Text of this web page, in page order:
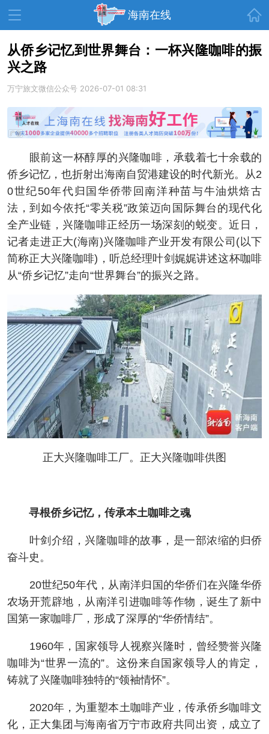
海南在线
资讯中心
教育 健康 房产
生活 演出 活动
展会 走读海南 周末去哪儿
人才在线 天涯企服
从侨乡记忆到世界舞台：一杯兴隆咖啡的振
兴之路
万宁旅文微信公众号 2026-07-01 08:31
眼前这一杯醇厚的兴隆咖啡，承载着七十余载的
侨乡记忆，也折射出海南自贸港建设的时代新光。从2
0世纪50年代归国华侨带回南洋种苗与牛油烘焙古
法，到如今依托“零关税”政策迈向国际舞台的现代化
全产业链，兴隆咖啡正经历一场深刻的蜕变。近日，
记者走进正大(海南)兴隆咖啡产业开发有限公司(以下
简称正大兴隆咖啡)，听总经理叶剑娓娓讲述这杯咖啡
从“侨乡记忆”走向“世界舞台”的振兴之路。
正大兴隆咖啡工厂。正大兴隆咖啡供图
寻根侨乡记忆，传承本土咖啡之魂
叶剑介绍，兴隆咖啡的故事，是一部浓缩的归侨
奋斗史。
20世纪50年代，从南洋归国的华侨们在兴隆华侨
农场开荒辟地，从南洋引进咖啡等作物，诞生了新中
国第一家咖啡厂，形成了深厚的“华侨情结”。
1960年，国家领导人视察兴隆时，曾经赞誉兴隆
咖啡为“世界一流的”。这份来自国家领导人的肯定，
铸就了兴隆咖啡独特的“领袖情怀”。
2020年，为重塑本土咖啡产业，传承侨乡咖啡文
化，正大集团与海南省万宁市政府共同出资，成立了